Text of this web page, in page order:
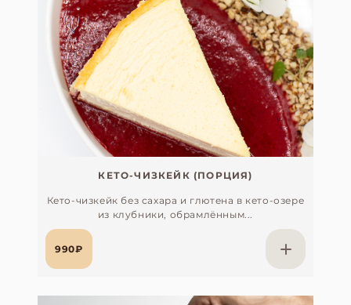
КЕТО-ЧИЗКЕЙК (ПОРЦИЯ)
Кето-чизкейк без сахара и глютена в кето-озере
из клубники, обрамлённым...
990₽